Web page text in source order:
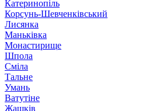
Катеринопіль
Корсунь-Шевченківський
Лисянка
Маньківка
Монастирище
Шпола
Сміла
Тальне
Умань
Ватутіне
Жашків